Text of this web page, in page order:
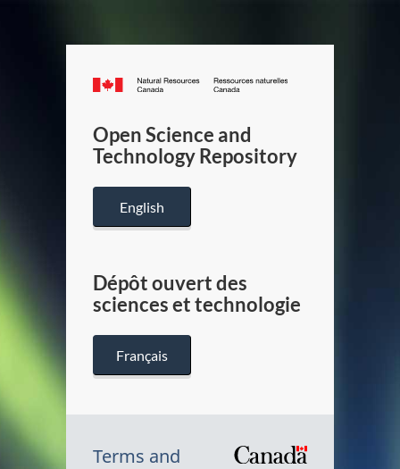
Canada.ca
/
Canada
Open Science and
Technology Repository
English
Dépôt ouvert des
sciences et technologie
Français
Terms and